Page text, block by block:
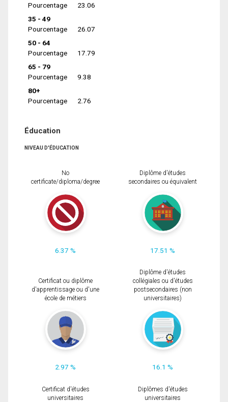
Pourcentage
23.06
35 - 49
Pourcentage
26.07
50 - 64
Pourcentage
17.79
65 - 79
Pourcentage
9.38
80+
Pourcentage
2.76
Éducation
NIVEAU D'ÉDUCATION
No
certificate/diploma/degree
6.37 %
Diplôme d'études
secondaires ou équivalent
17.51 %
Certificat ou diplôme
d'apprentissage ou d'une
école de métiers
2.97 %
Diplôme d'études
collégiales ou d'études
postsecondaires (non
universitaires)
16.1 %
Certificat d'études
universitaires
Diplômes d'études
universitaires